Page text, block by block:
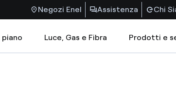
Negozi Enel Assistenza Chi
Luce, Gas e Fibra Prodotti e